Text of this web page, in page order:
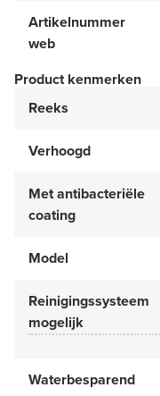
Artikelnummer
web
Product kenmerken
Reeks
Verhoogd
Met antibacteriële
coating
Model
Reinigingssysteem
mogelijk
Waterbesparend